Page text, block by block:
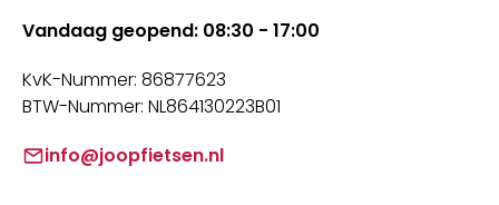
Vandaag geopend: 08:30 - 17:00
KvK-Nummer: 86877623
BTW-Nummer: NL864130223B01
info@joopfietsen.nl